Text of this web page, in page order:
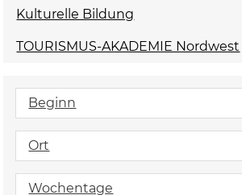
Kulturelle Bildung
TOURISMUS-AKADEMIE Nordwest
Beginn
Ort
Wochentage